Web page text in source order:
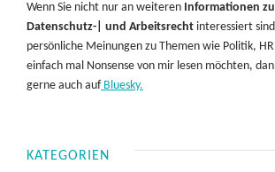
Wenn Sie nicht nur an weiteren Informationen
Datenschutz-| und Arbeitsrecht interessiert
persönliche Meinungen zu Themen wie Politik,
einfach mal Nonsense von mir lesen möchten,
gerne auch aufBluesky.
KATEGORIEN